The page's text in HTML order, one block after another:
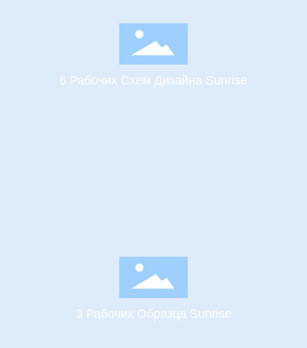
6 Рабочих Схем Дизайна Sunrise
3 Рабочих Образца Sunrise